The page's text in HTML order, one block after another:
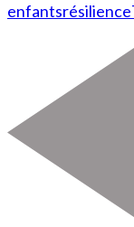
enfantsrésilience